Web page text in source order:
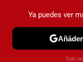
PRUEBASYa puedes ver
Solo